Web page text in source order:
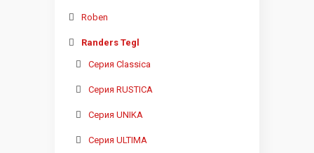
Roben
Randers Tegl
Серия Classica
Серия RUSTICA
Серия UNIKA
Серия ULTIMA